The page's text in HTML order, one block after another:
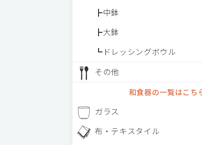
中鉢
大鉢
ドレッシングボウル
その他
和食器の一覧はこち
ガラス
布・テキスタイル